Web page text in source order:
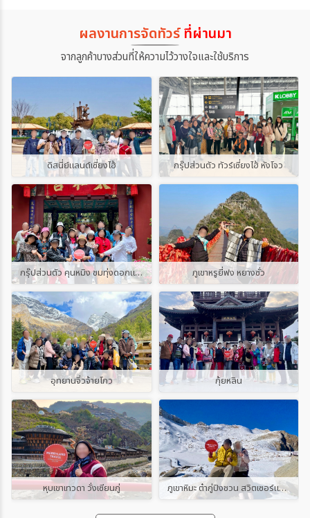
ผลงานการจัดทัวร์ที่ผ่านมา
จากลูกค้าบางส่วนที่ให้ความไว้วางใจและใช้บริการ
ดิสนี่ย์แลนด์เซี่ยงไฮ้ กรุ๊ปส่วนตัว ทัวร์เซี่ยงไฮ้ หังโจว
กรุ๊ปส่วนตัว คุนหมิง ชมทุ่งดอกแจกกาแรนด้า ภูเขาหรูยี่ฟง หยางซั่ว
อุทยานจิ่วจ้ายโกว กุ้ยหลิน
หุบเขาเทวดา วั่งเซียนกู่ ภูเขาหิมะ ต๋ากู่ปิงชวน สวิตเซอร์แลนด์แดนมังกร